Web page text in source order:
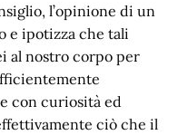
l’opinione di un
e ipotizza che tali
al nostro corpo per
con curiosità ed
ciò che il